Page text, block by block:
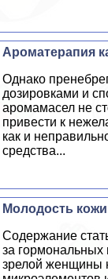
Ароматерапия
Однако
дозировками и
аромамасел не
привести к
как и
средства...
Молодость
Содержание
за гормональных
зрелой женщины